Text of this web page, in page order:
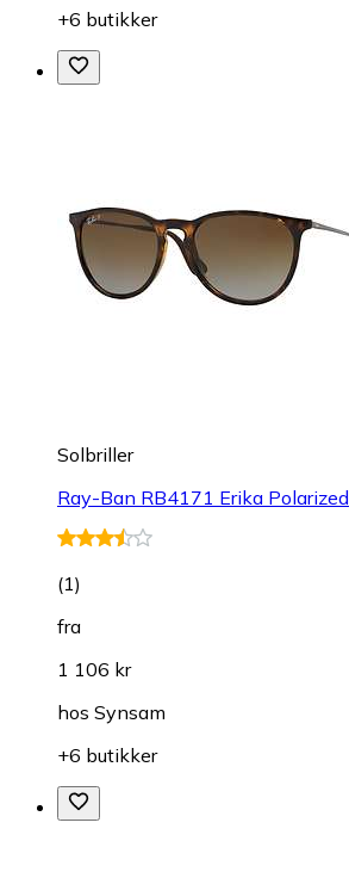
+6 butikker
Solbriller
Ray-Ban RB4171 Erika Polarized
(1)
fra
1 106 kr
hos Synsam
+6 butikker